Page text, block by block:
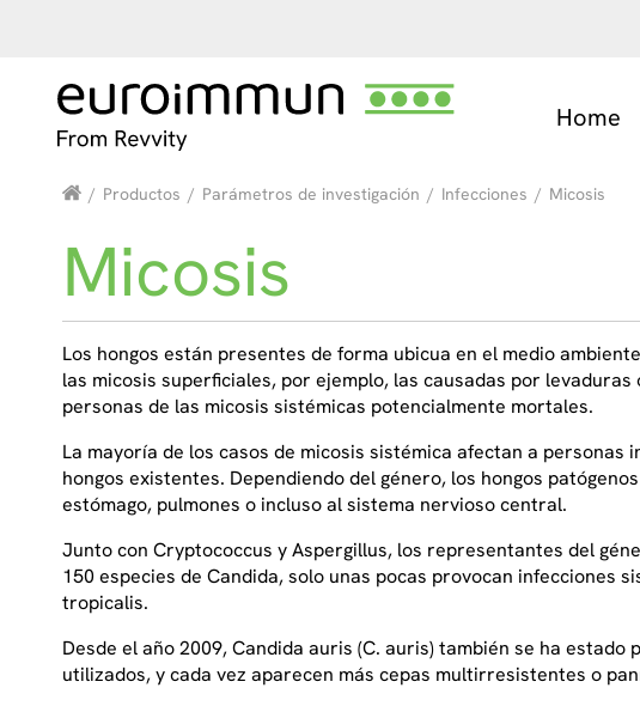
Home
/ Productos / Parámetros de investigación / Infecciones / Micosis
Micosis
Los hongos están presentes de forma ubicua en el medio
las micosis superficiales, por ejemplo, las causadas por
personas de las micosis sistémicas potencialmente mortales.
La mayoría de los casos de micosis sistémica afectan a
hongos existentes. Dependiendo del género, los hongos
estómago, pulmones o incluso al sistema nervioso central.
Junto con Cryptococcus y Aspergillus, los representantes del
150 especies de Candida, solo unas pocas provocan infecciones
tropicalis.
Desde el año 2009, Candida auris (C. auris) también se ha
utilizados, y cada vez aparecen más cepas multirresistentes o